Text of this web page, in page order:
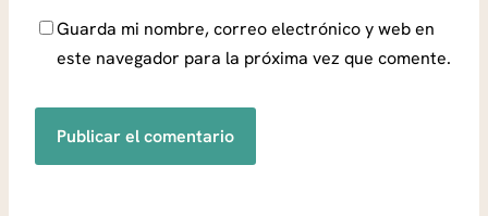
Guarda mi nombre, correo electrónico y web en
este navegador para la próxima vez que comente.